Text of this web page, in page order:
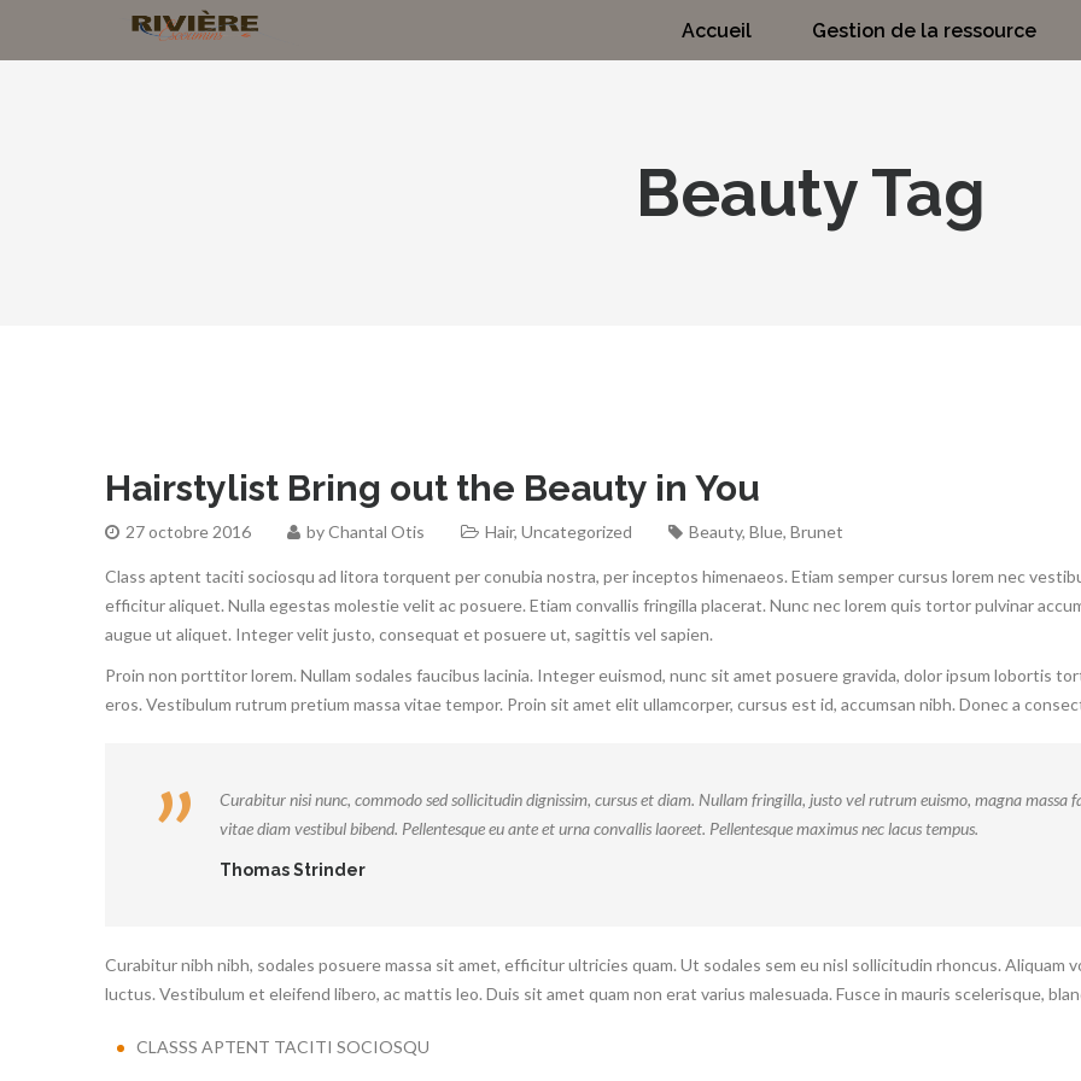
Accueil Gestion de la ressource
Beauty Tag
Hairstylist Bring out the Beauty in You
27 octobre 2016 byChantal Otis Hair, Uncategorized Beauty, Blue, Brunet
Class aptent taciti sociosqu ad litora torquent per conubia nostra, per inceptos himenaeos. Etiam semper cursus lorem nec
efficitur aliquet. Nulla egestas molestie velit ac posuere. Etiam convallis fringilla placerat. Nunc nec lorem quis tortor pulvinar
augue ut aliquet. Integer velit justo, consequat et posuere ut, sagittis vel sapien.
Proin non porttitor lorem. Nullam sodales faucibus lacinia. Integer euismod, nunc sit amet posuere gravida, dolor ipsum lobortis
eros. Vestibulum rutrum pretium massa vitae tempor. Proin sit amet elit ullamcorper, cursus est id, accumsan nibh. Donec a
Curabitur nisi nunc, commodo sed sollicitudin dignissim, cursus et diam. Nullam fringilla, justo vel rutrum euismo, magna massa
vitae diam vestibul bibend. Pellentesque eu ante et urna convallis laoreet. Pellentesque maximus nec lacus tempus.
Thomas Strinder
Curabitur nibh nibh, sodales posuere massa sit amet, efficitur ultricies quam. Ut sodales sem eu nisl sollicitudin rhoncus.
luctus. Vestibulum et eleifend libero, ac mattis leo. Duis sit amet quam non erat varius malesuada. Fusce in mauris scelerisque,
CLASSS APTENT TACITI SOCIOSQU